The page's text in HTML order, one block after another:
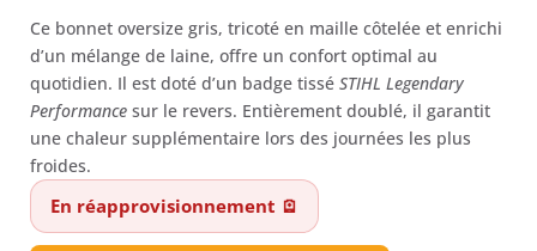
initial
était :
24,90 €.
actuel
est :
23,00 €.
Ce bonnet oversize gris, tricoté en maille côtelée et enrichi
d’un mélange de laine, offre un confort optimal au
quotidien. Il est doté d’un badge tissé STIHL Legendary
Performance sur le revers. Entièrement doublé, il garantit
une chaleur supplémentaire lors des journées les plus
froides.
En réapprovisionnement 🪫